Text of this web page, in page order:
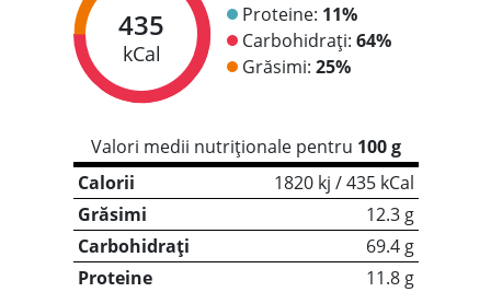
435
kCal
Proteine: 11%
Carbohidrați: 64%
Grăsimi: 25%
Valori medii nutriționale pentru 100 g
Calorii
1820 kj / 435 kCal
Grăsimi
12.3 g
Carbohidrați
69.4 g
Proteine
11.8 g